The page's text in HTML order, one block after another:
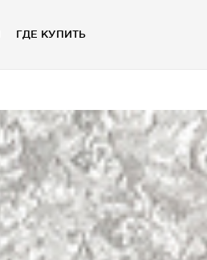
ГДЕ КУПИТЬ